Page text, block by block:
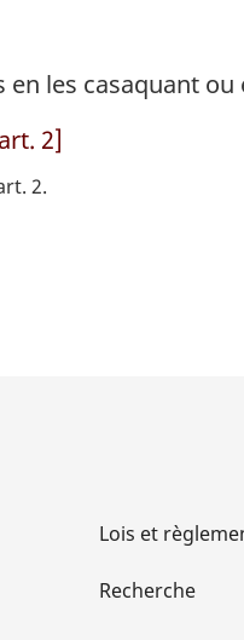
les casaquant
2]
2
Lois et
Recherche